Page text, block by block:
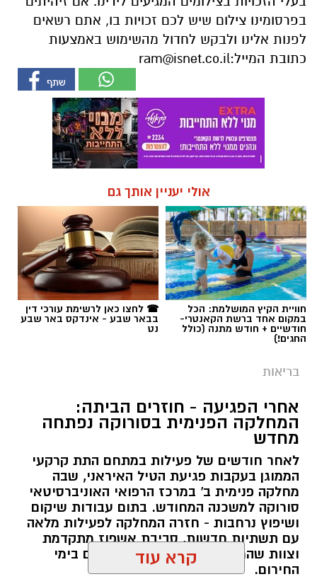
בפרסומינו צילום שיש לכם זכויות בו, אתם רשאים
לפנות אלינו ולבקש לחדול מהשימוש באמצעות
כתובת המייל:ram@isnet.co.il
אולי יעניין אותך גם
חוויית הקיץ המושלמת: הכל
במקום אחד ברשת הקאנטרי-
חודשיים + חודש מתנה (כולל
החגים!)
☎ לחצו כאן לרשימת עורכי דין
בבאר שבע - אינדקס באר שבע
נט
בריאות
אחרי הפגיעה - חוזרים הביתה:
המחלקה הפנימית בסורוקה נפתחה
מחדש
לאחר חודשים של פעילות במתחם התת קרקעי
הממוגן בעקבות פגיעת הטיל האיראני, שבה
מחלקה פנימית ב' במרכז הרפואי האוניברסיטאי
סורוקה למשכנה המחודש. בתום עבודות שיקום
ושיפוץ נרחבות - חזרה המחלקה לפעילות מלאה
עם תשתיות חדשות, סביבת אשפוז מתקדמת
וצוות שהמשיך להעניק טיפול מסור גם בימי
החירום.
קרא עוד